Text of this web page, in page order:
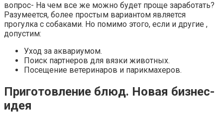
вопрос- На чем все же можно будет проще заработать?
Разумеется, более простым вариантом является
прогулка с собаками. Но помимо этого, если и другие ,
допустим:
Уход за аквариумом.
Поиск партнеров для вязки животных.
Посещение ветеринаров и парикмахеров.
Приготовление блюд. Новая бизнес-
идея